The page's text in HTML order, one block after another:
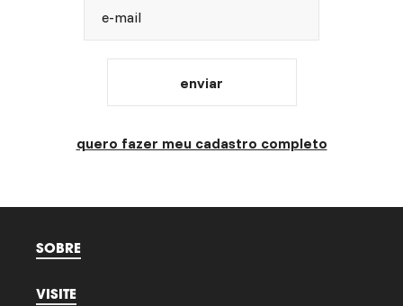
e-mail
enviar
quero fazer meu cadastro completo
SOBRE
VISITE